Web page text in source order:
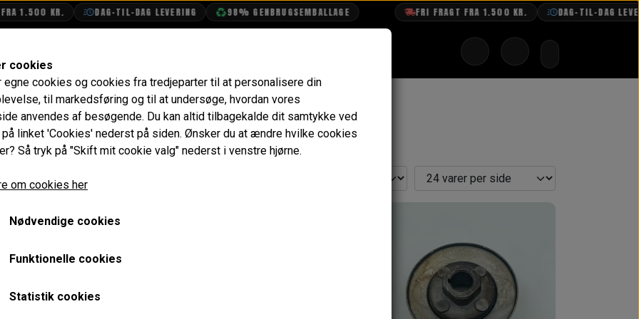
1.500 KR. DAG-TIL-DAG LEVERING 98% GENBRUGSEMBALLAGE FRI FRAGT FRA 1.500 KR. DAG-TIL-DAG
Dynamo
cookies
egne cookies og cookies fra tredjeparter til at personalisere din
til markedsføring og til at undersøge, hvordan vores
anvendes af besøgende. Du kan altid tilbagekalde dit samtykke ved
linket 'Cookies' nederst på siden. Ønsker du at ændre hvilke cookies
Så tryk på "Skift mit cookie valg" nederst i venstre hjørne.
om cookies her
Nødvendige cookies
Funktionelle cookies
Statistik cookies